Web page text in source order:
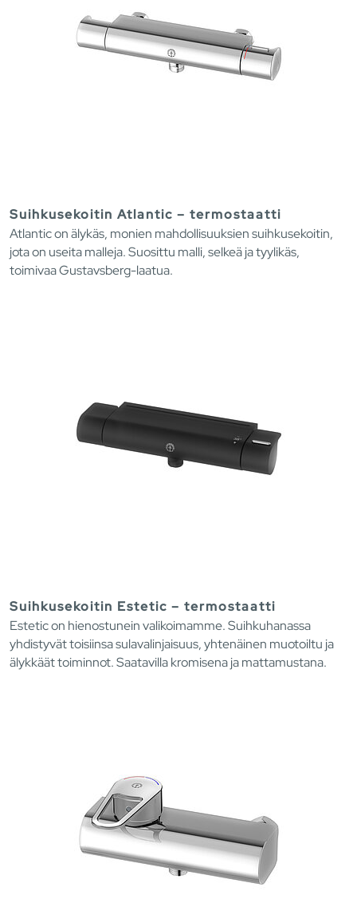
Suihkusekoitin Atlantic – termostaatti
Atlantic on älykäs, monien mahdollisuuksien suihkusekoitin,
jota on useita malleja. Suosittu malli, selkeä ja tyylikäs,
toimivaa Gustavsberg-laatua.
Suihkusekoitin Estetic – termostaatti
Estetic on hienostunein valikoimamme. Suihkuhanassa
yhdistyvät toisiinsa sulavalinjaisuus, yhtenäinen muotoiltu ja
älykkäät toiminnot. Saatavilla kromisena ja mattamustana.